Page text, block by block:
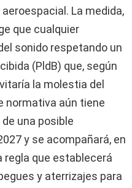
La medida,
que cualquier
sonido respetando un
(PldB) que, según
la molestia del
normativa aún tiene
una posible
y se acompañará, en
regla que establecerá
y aterrizajes para